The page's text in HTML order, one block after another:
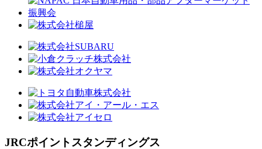
JRCポイントスタンディングス